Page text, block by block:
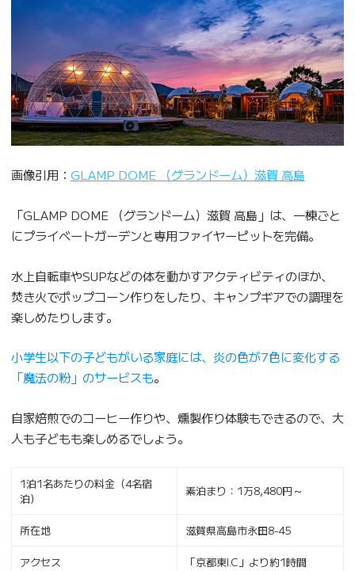
画像引用： GLAMP DOME （グランドーム）滋賀 高島
「GLAMP DOME （グランドーム）滋賀 高島」は、一棟ごと
にプライベートガーデンと専用ファイヤーピットを完備。
水上自転車やSUPなどの体を動かすアクティビティのほか、
焚き火でポップコーン作りをしたり、キャンプギアでの調理を
楽しめたりします。
小学生以下の子どもがいる家庭には、炎の色が7色に変化する
「魔法の粉」のサービスも。
自家焙煎でのコーヒー作りや、燻製作り体験もできるので、大
人も子どもも楽しめるでしょう。
1泊1名あたりの料金（4名宿
泊）
素泊まり：1万8,480円～
所在地 滋賀県高島市永田8-45
アクセス 「京都東I.C」より約1時間